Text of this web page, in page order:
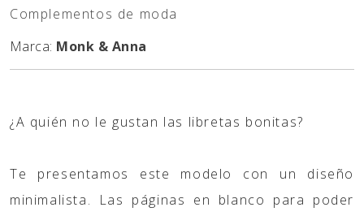
Complementos de moda
Marca: Monk & Anna
¿A quién no le gustan las libretas bonitas?
Te presentamos este modelo con un diseño
minimalista. Las páginas en blanco para poder